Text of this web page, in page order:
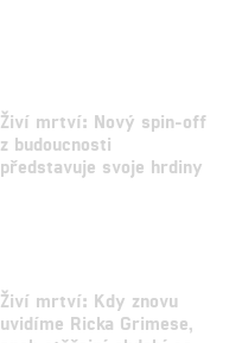
Živí mrtví: Nový spin-off
z budoucnosti
představuje svoje hrdiny
Živí mrtví: Kdy znovu
uvidíme Ricka Grimese,